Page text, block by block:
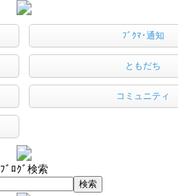
ﾌﾞｸﾏ･通知
ともだち
コミュニティ
ﾌﾞﾛｸﾞ検索